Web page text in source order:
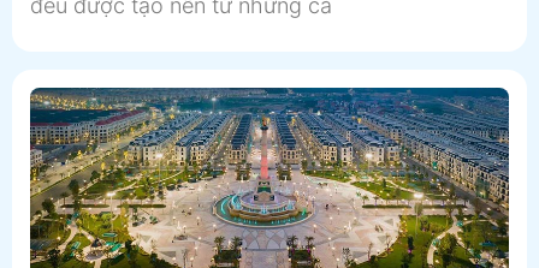
đều được tạo nên từ những cá